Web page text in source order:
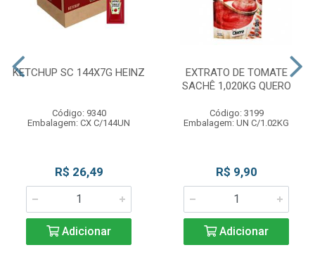
KETCHUP SC 144X7G HEINZ
Código: 9340
Embalagem: CX C/144UN
R$ 26,49
Adicionar
EXTRATO DE TOMATE
SACHÊ 1,020KG QUERO
Código: 3199
Embalagem: UN C/1.02KG
R$ 9,90
Adicionar